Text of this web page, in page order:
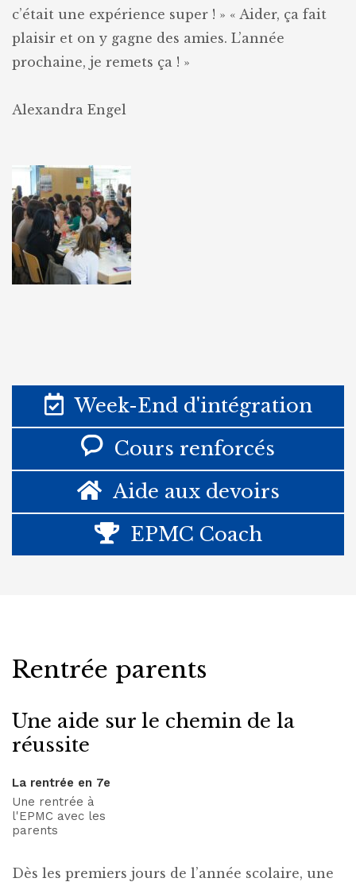
c’était une expérience super ! » « Aider, ça fait
plaisir et on y gagne des amies. L’année
prochaine, je remets ça ! »
Alexandra Engel
Week-End d'intégration
Cours renforcés
Aide aux devoirs
EPMC Coach
Rentrée parents
Une aide sur le chemin de la
réussite
La rentrée en 7e
Une rentrée à
l'EPMC avec les
parents
Dès les premiers jours de l’année scolaire, une